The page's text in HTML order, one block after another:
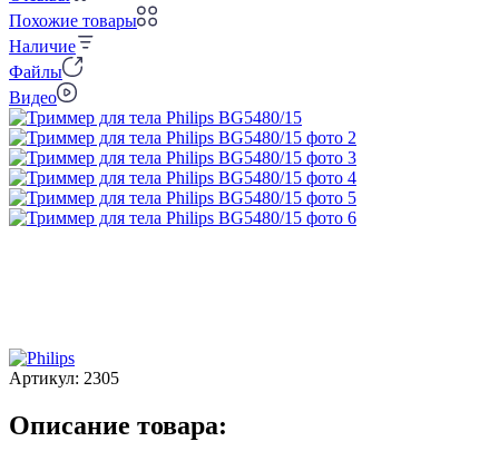
Похожие товары
Наличие
Файлы
Видео
Артикул: 2305
Описание товара: